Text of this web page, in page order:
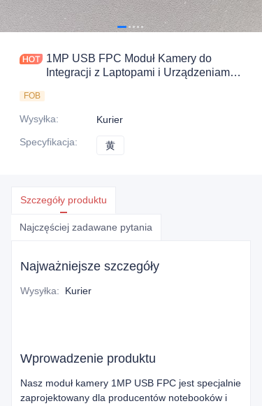
1MP USB FPC Moduł Kamery do
Integracji z Laptopami i Urządzeniami
FOB
Wysyłka:
Kurier
Specyfikacja: 黄
Szczegóły produktu
Najczęściej zadawane pytania
Najważniejsze szczegóły
Wysyłka: Kurier
Wprowadzenie produktu
Nasz moduł kamery 1MP USB FPC jest specjalnie
zaprojektowany dla producentów notebooków i